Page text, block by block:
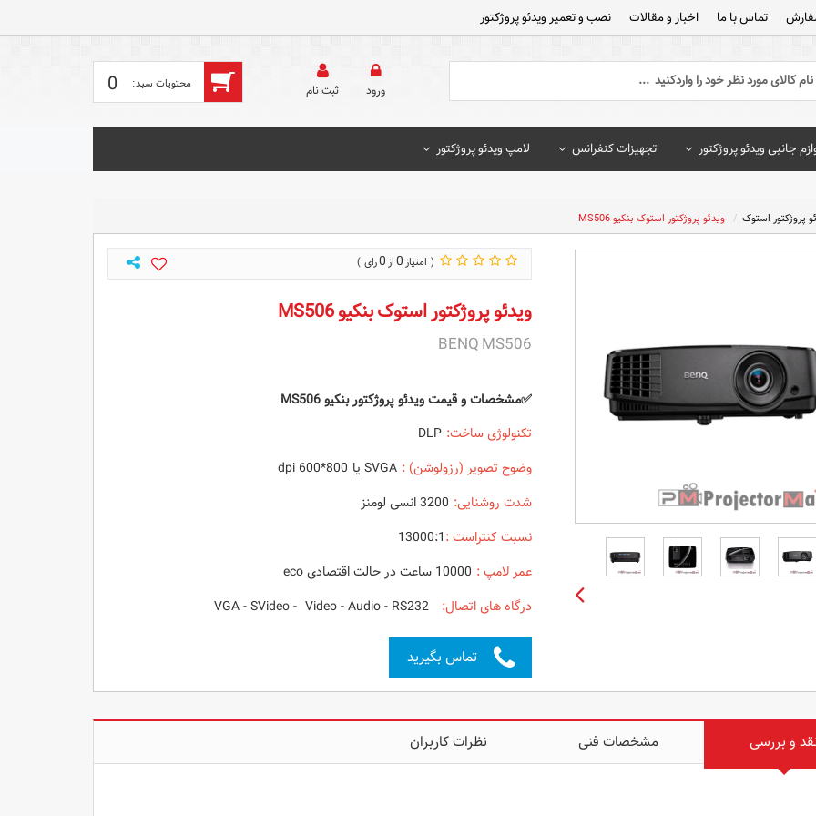
تماس با ما اخبار و مقالات نصب و تعمیر ویدئو پروژکتور
0 ورود ثبت‌ نام
جانبی ویدئو پروژکتور تجهیزات کنفرانس لامپ ویدئو پروژکتور
پروژکتور استوک ویدئو پروژکتور استوک بنکیو MS506
0
0
ویدئو پروژکتور استوک بنکیو MS506
BENQ MS506
✅مشخصات و قیمت ویدئو پروژکتور بنکیو MS506
تکنولوژی ساخت: DLP
وضوح تصویر (رزولوشن) : SVGA یا 800*600 dpi
شدت روشنایی:
نسبت کنتراست :13000:1
عمر لامپ :
درگاه های اتصال: VGA - SVideo - Video - Audio - RS232
تماس بگیرید
و بررسی مشخصات فنی نظرات کاربران